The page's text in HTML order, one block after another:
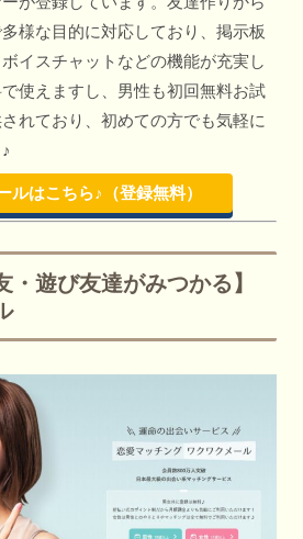
様な目的に対応しており、掲示板
イスチャットなどの機能が充実し
使えますし、男性も初回無料お試
れており、初めての方でも気軽に
ルはこちら♪（登録無料）
・遊び友達がみつかる】